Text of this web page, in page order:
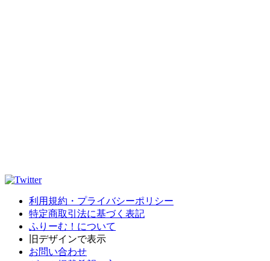
利用規約・プライバシーポリシー
特定商取引法に基づく表記
ふりーむ！について
旧デザインで表示
お問い合わせ